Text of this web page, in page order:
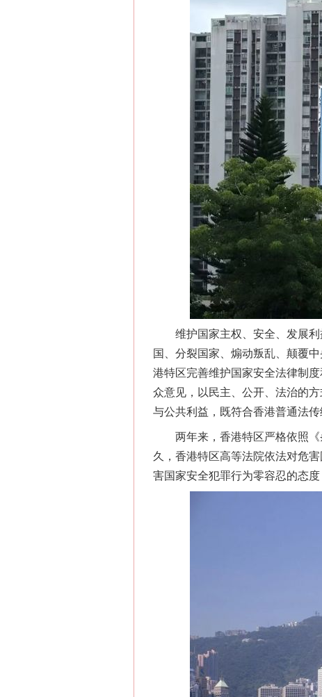
维护国家主权、安全、发展利
国、分裂国家、煽动叛乱、颠覆
港特区完善维护国家安全法律制
众意见，以民主、公开、法治的
与公共利益，既符合香港普通法
两年来，香港特区严格依照《
久，香港特区高等法院依法对危
害国家安全犯罪行为零容忍的态
网上购药对药下症？